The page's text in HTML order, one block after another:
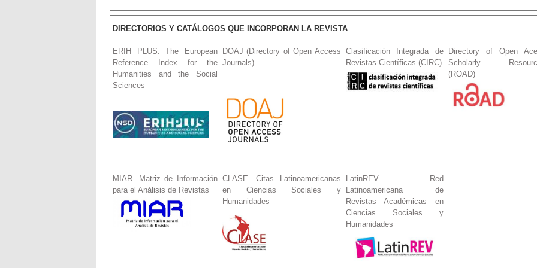
DIRECTORIOS Y CATÁLOGOS QUE INCORPORAN LA REVISTA
ERIH PLUS. The European
Reference Index for the
Humanities and the Social
Sciences
DOAJ (Directory of Open Access
Journals)
Clasificación Integrada de
Revistas Científicas (CIRC)
Directory of Open
Scholarly
(ROAD)
MIAR. Matriz de Información
para el Análisis de Revistas
CLASE. Citas Latinoamericanas
en Ciencias Sociales y
Humanidades
LatinREV. Red
Latinoamericana de
Revistas Académicas en
Ciencias Sociales y
Humanidades